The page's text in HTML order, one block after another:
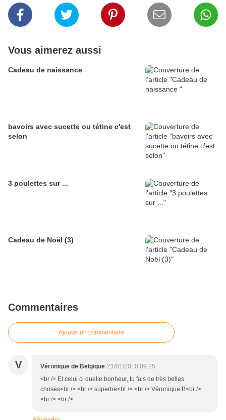
Vous aimerez aussi
Cadeau de naissance
bavoirs avec sucette ou tétine c'est
selon
3 poulettes sur ...
Cadeau de Noël (3)
Commentaires
Ajouter un commentaire
V Véronique de Belgique 21/01/2010 09:25
<br /> Et celui ci quelle bonheur, tu fais de très belles
choses<br /> <br /> superbe<br /> <br /> Véronique B<br />
<br /> <br />